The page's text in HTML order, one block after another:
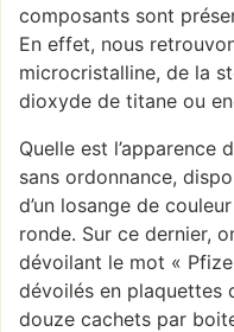
composants sont
En effet, nous
microcristalline, de la
dioxyde de titane ou
Quelle est l’apparence
sans ordonnance,
d’un losange de
ronde. Sur ce dernier,
dévoilant le mot «
dévoilés en plaquettes
douze cachets par